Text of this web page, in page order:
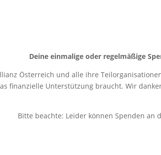
Deine einmalige oder regelmäßige
Österreich und alle ihre
finanzielle Unterstützung braucht. Wir
Bitte beachte: Leider können Spenden an